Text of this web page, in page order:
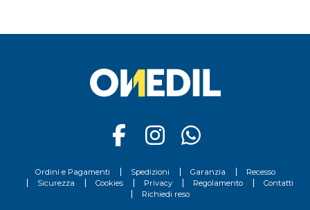
Ordini e Pagamenti Spedizioni Garanzia
Recesso
Sicurezza
Cookies Privacy Regolamento
Contatti
Richiedi reso